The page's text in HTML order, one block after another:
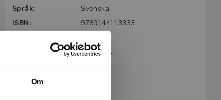
Om
Språk:
Svenska
ISBN:
9789144113333
Artikelnummer:
39289-01
Upplaga:
Första
Sidantal: